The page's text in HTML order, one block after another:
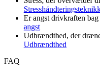
Er angst drivkraften
angst
Udbrændthed, der
Udbrændthed
FAQ